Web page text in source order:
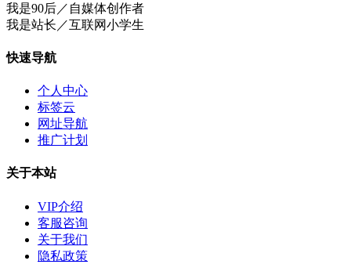
我是90后／自媒体创作者
我是站长／互联网小学生
快速导航
个人中心
标签云
网址导航
推广计划
关于本站
VIP介绍
客服咨询
关于我们
隐私政策